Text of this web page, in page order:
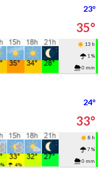
23°
35°
13 h
1 %
0 mm
24°
33°
8 h
7 %
0 mm